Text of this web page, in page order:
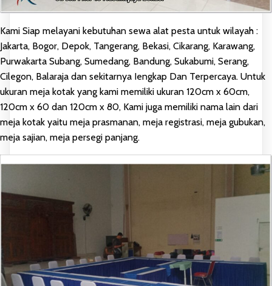
Kami Siap melayani kebutuhan sewa alat pesta untuk wilayah :
Jakarta, Bogor, Depok, Tangerang, Bekasi, Cikarang, Karawang,
Purwakarta Subang, Sumedang, Bandung, Sukabumi, Serang,
Cilegon, Balaraja dan sekitarnya Iengkap Dan Terpercaya. Untuk
ukuran meja kotak yang kami memiliki ukuran 120cm x 60cm,
120cm x 60 dan 120cm x 80, Kami juga memiliki nama lain dari
meja kotak yaitu meja prasmanan, meja registrasi, meja gubukan,
meja sajian, meja persegi panjang.